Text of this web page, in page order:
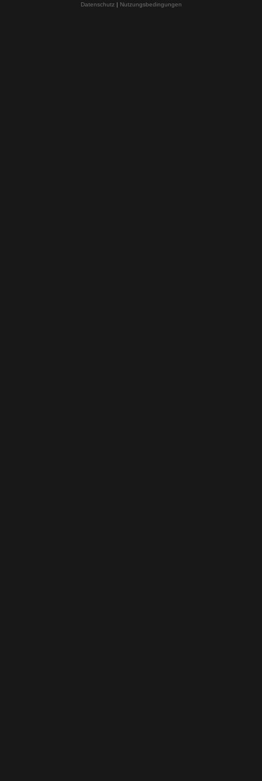
Datenschutz| Nutzungsbedingungen